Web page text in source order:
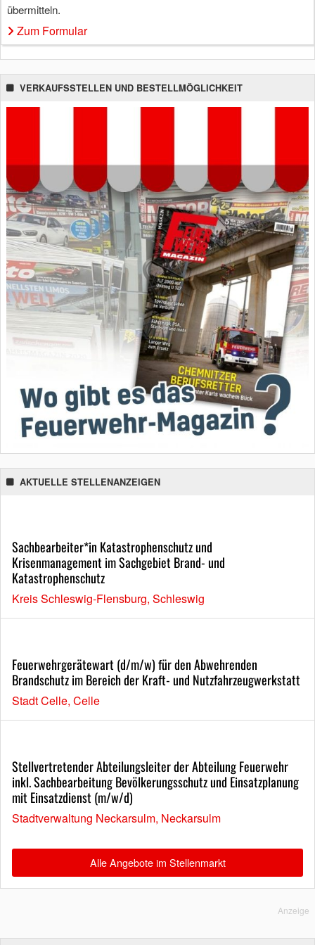
übermitteln.
Zum Formular
VERKAUFSSTELLEN UND BESTELLMÖGLICHKEIT
AKTUELLE STELLENANZEIGEN
Sachbearbeiter*in Katastrophenschutz und
Krisenmanagement im Sachgebiet Brand- und
Katastrophenschutz
Kreis Schleswig-Flensburg, Schleswig
Feuerwehrgerätewart (d/m/w) für den Abwehrenden
Brandschutz im Bereich der Kraft- und Nutzfahrzeugwerkstatt
Stadt Celle, Celle
Stellvertretender Abteilungsleiter der Abteilung Feuerwehr
inkl. Sachbearbeitung Bevölkerungsschutz und Einsatzplanung
mit Einsatzdienst (m/w/d)
Stadtverwaltung Neckarsulm, Neckarsulm
Alle Angebote im Stellenmarkt
Anzeige